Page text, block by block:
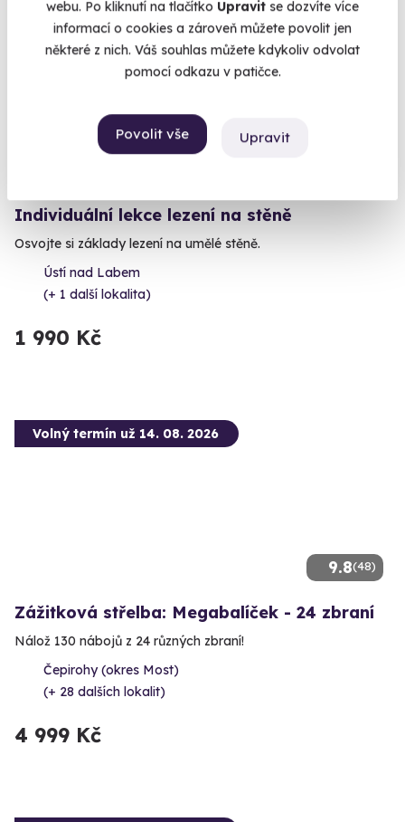
webu. Po kliknutí na tlačítko Upravit se dozvíte více
informací o cookies a zároveň můžete povolit jen
některé z nich. Váš souhlas můžete kdykoliv odvolat
pomocí odkazu v patičce.
Povolit vše Upravit
Volný termín už 08. 08. 2026
Individuální lekce lezení na stěně
Osvojte si základy lezení na umělé stěně.
Ústí nad Labem
(+ 1 další lokalita)
1 990 Kč
9.8(48)
Volný termín už 14. 08. 2026
Zážitková střelba: Megabalíček - 24 zbraní
Nálož 130 nábojů z 24 různých zbraní!
Čepirohy (okres Most)
(+ 28 dalších lokalit)
4 999 Kč